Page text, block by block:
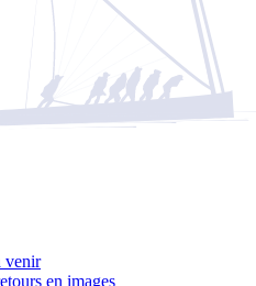
venir
en images